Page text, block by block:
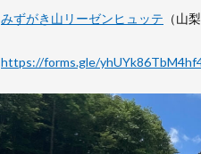
みずがき山リーゼンヒュッテ （山
https://forms.gle/